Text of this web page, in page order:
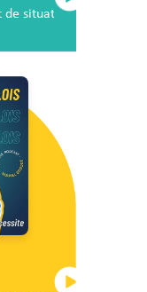
de situation